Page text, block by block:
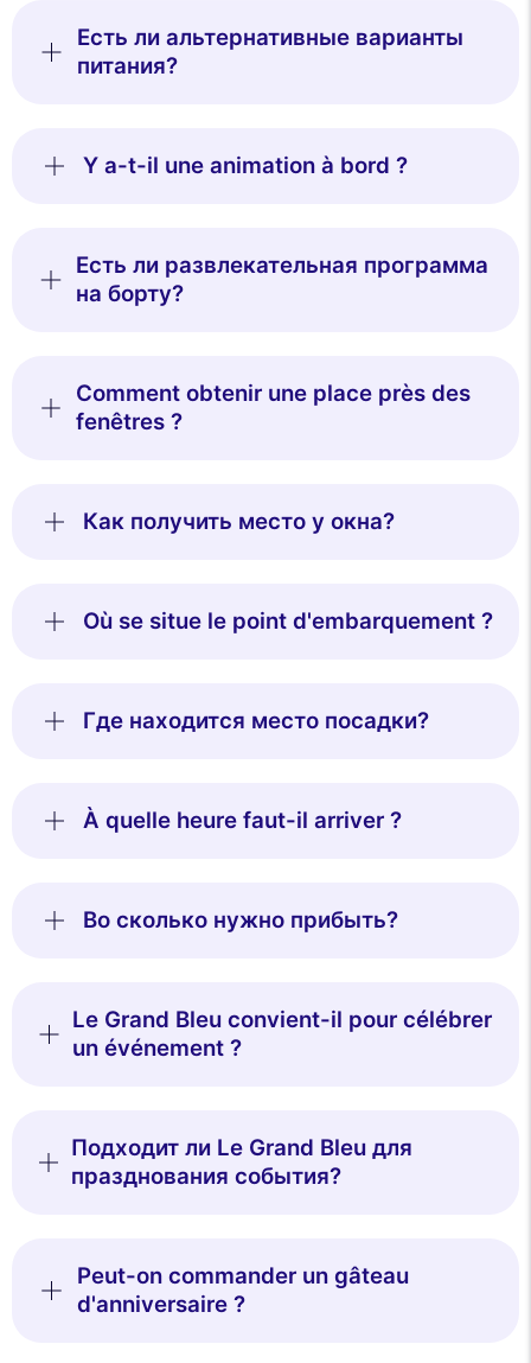
Есть ли альтернативные варианты
питания?
Y a-t-il une animation à bord ?
Есть ли развлекательная программа
на борту?
Comment obtenir une place près des
fenêtres ?
Как получить место у окна?
Où se situe le point d'embarquement ?
Где находится место посадки?
À quelle heure faut-il arriver ?
Во сколько нужно прибыть?
Le Grand Bleu convient-il pour célébrer
un événement ?
Подходит ли Le Grand Bleu для
празднования события?
Peut-on commander un gâteau
d'anniversaire ?